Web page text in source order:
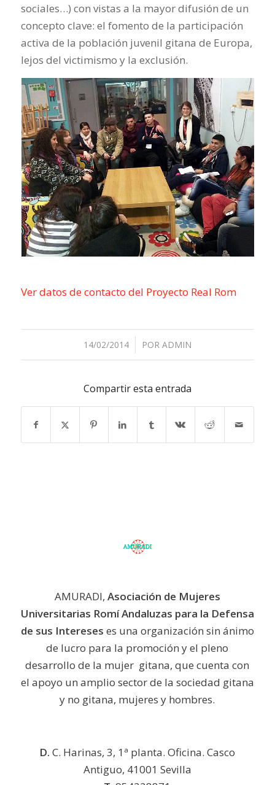
sociales…) con vistas a la mayor difusión de un
concepto clave: el fomento de la participación
activa de la población juvenil gitana de Europa,
lejos del victimismo y la exclusión.
Ver datos de contacto del Proyecto Real Rom
14/02/2014
/ POR ADMIN
Compartir esta entrada
AMURADI, Asociación de Mujeres
Universitarias Romí Andaluzas para la Defensa
de sus Intereses es una organización sin ánimo
de lucro para la promoción y el pleno
desarrollo de la mujer gitana, que cuenta con
el apoyo un amplio sector de la sociedad gitana
y no gitana, mujeres y hombres.
D. C. Harinas, 3, 1ª planta. Oficina. Casco
Antiguo, 41001 Sevilla